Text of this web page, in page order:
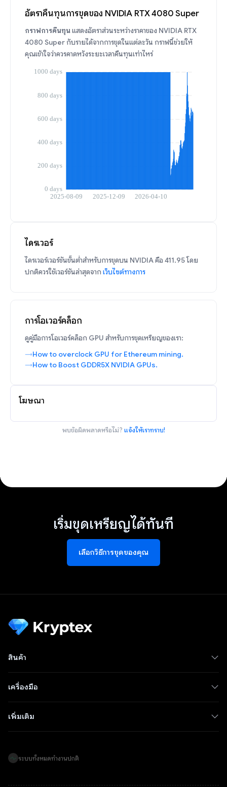
อัตราคืนทุนการขุดของ NVIDIA RTX 4080 Super
กราฟการคืนทุนแสดงอัตราส่วนระหว่างราคาของ NVIDIA RTX
4080 Super กับรายได้จากการขุดในแต่ละวัน กราฟนี้ช่วยให้
คุณเข้าใจว่าควรคาดหวังระยะเวลาคืนทุนเท่าไหร่
ไดรเวอร์
ไดรเวอร์เวอร์ชันขั้นต่ำสำหรับการขุดบน NVIDIA คือ 411.95 โดย
ปกติควรใช้เวอร์ชันล่าสุดจาก เว็บไซต์ทางการ
การโอเวอร์คล็อก
ดูคู่มือการโอเวอร์คล็อก GPU สำหรับการขุดเหรียญของเรา:
How to overclock GPU for Ethereum mining.
How to Boost GDDR5X NVIDIA GPUs.
โฆษณา
พบข้อผิดพลาดหรือไม่? แจ้งให้เราทราบ!
เริ่มขุดเหรียญได้ทันที
เลือกวิธีการขุดของคุณ
สินค้า
เครื่องมือ
เพิ่มเติม
ระบบทั้งหมดทำงานปกติ